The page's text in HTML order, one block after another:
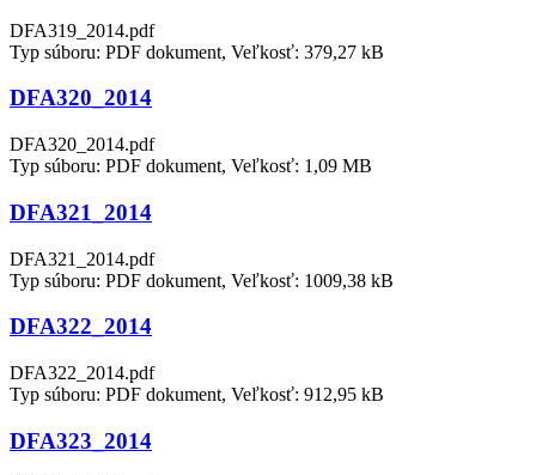
DFA319_2014.pdf
Typ súboru: PDF dokument, Veľkosť: 379,27 kB
DFA320_2014
DFA320_2014.pdf
Typ súboru: PDF dokument, Veľkosť: 1,09 MB
DFA321_2014
DFA321_2014.pdf
Typ súboru: PDF dokument, Veľkosť: 1009,38 kB
DFA322_2014
DFA322_2014.pdf
Typ súboru: PDF dokument, Veľkosť: 912,95 kB
DFA323_2014